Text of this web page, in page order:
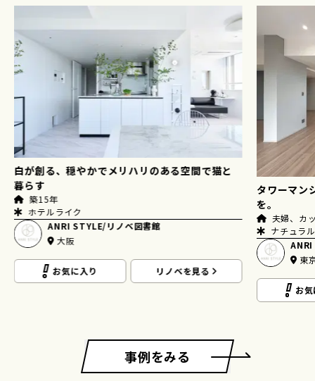
白が創る、穏やかでメリハリのある空間で猫と
暮らす
築15年
ホテルライク
ANRI STYLE/リノベ図書館
大阪
お気に入り リノベを見る
タワーマン
を。
夫婦、カ
ナチュラ
ANRI
東
お
事例をみる